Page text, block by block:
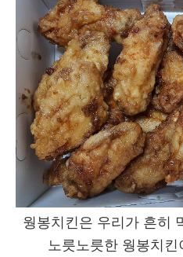
웡봉치킨은 우리가 흔히
노릇노릇한 웡봉치